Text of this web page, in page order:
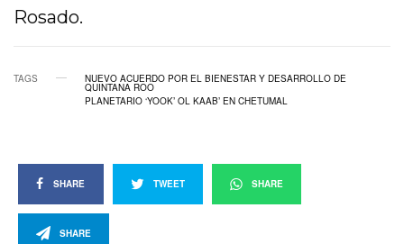
Rosado.
TAGS NUEVO ACUERDO POR EL BIENESTAR Y DESARROLLO DE
QUINTANA ROO
PLANETARIO ‘YOOK’ OL KAAB’ EN CHETUMAL
SHARE TWEET SHARE
SHARE